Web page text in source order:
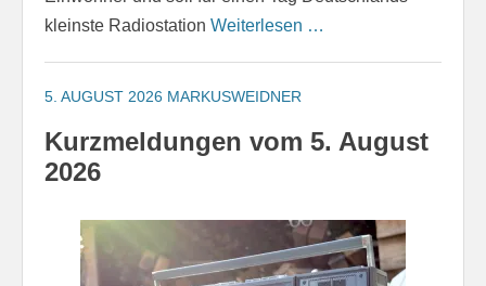
kleinste Radiostation Weiterlesen …
5. AUGUST 2026 MARKUSWEIDNER
Kurzmeldungen vom 5. August
2026